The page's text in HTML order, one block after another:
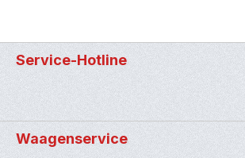
Service-Hotline
Waagenservice